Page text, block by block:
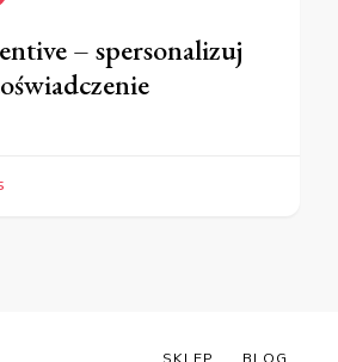
– spersonalizuj
SKLEP BLOG